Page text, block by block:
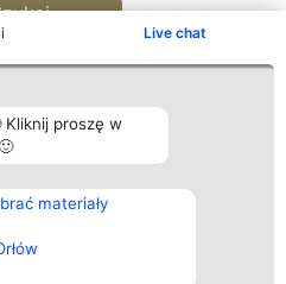
Live chat
Kliknij proszę w
materiały
Kontakt
Kontakt